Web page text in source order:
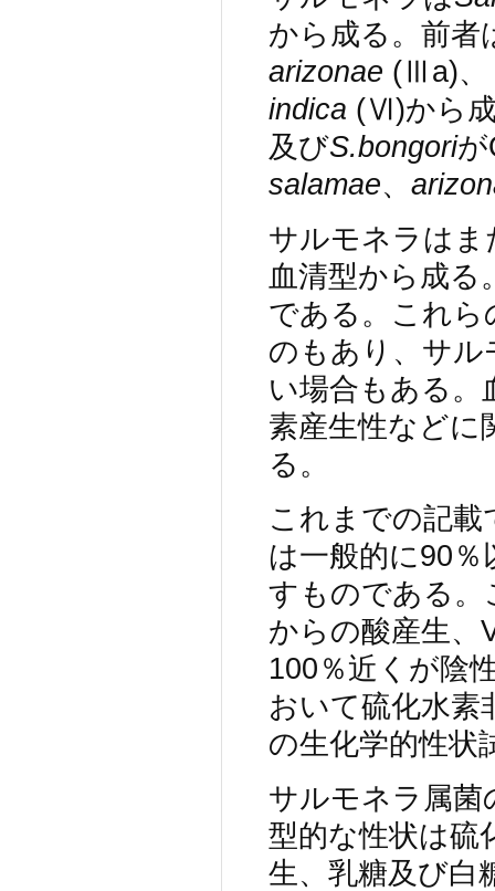
から成る。前者
arizonae (Ⅲa)
indica (Ⅵ)から
及びS.bongoriが
salamae、
サルモネラはま
血清型から成る
である。これら
のもあり、サル
い場合もある。
素産生性などに
る。
これまでの記
は一般的に90
すものである。
からの酸産生、
100％近くが陰
おいて硫化水素
の生化学的性状
サルモネラ属菌
型的な性状は硫
生、乳糖及び白